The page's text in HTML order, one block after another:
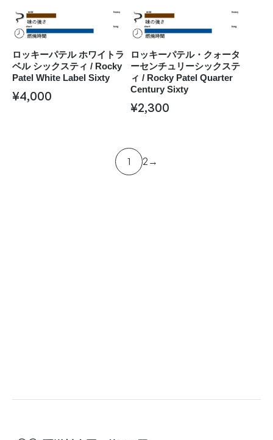
ロッキーパテル ホワイトラ
ベル シックスティ / Rocky
Patel White Label Sixty
¥4,000
ロッキーパテル・クォータ
ーセンチュリーシックステ
ィ / Rocky Patel Quarter
Century Sixty
¥2,300
1 2 →